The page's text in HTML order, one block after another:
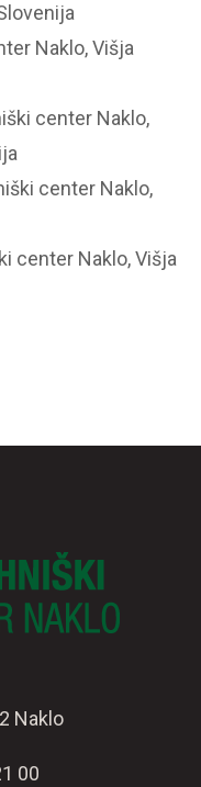
Naklo, Višja
center Naklo,
center Naklo,
center Naklo, Višja
Naklo
00